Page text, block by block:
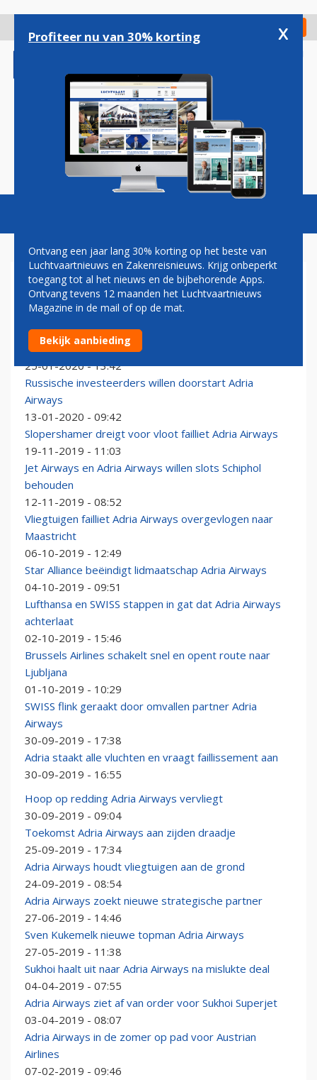
gaan
Check in
Magazine Podcasts Vacatures
ADRIA AIRWAYS
Montenegrijnse bananentycoon koopt failliet Adria
Airways
25-01-2020 - 13:42
Russische investeerders willen doorstart Adria
Airways
13-01-2020 - 09:42
Slopershamer dreigt voor vloot failliet Adria Airways
19-11-2019 - 11:03
Jet Airways en Adria Airways willen slots Schiphol
behouden
12-11-2019 - 08:52
Vliegtuigen failliet Adria Airways overgevlogen naar
Maastricht
06-10-2019 - 12:49
Star Alliance beëindigt lidmaatschap Adria Airways
04-10-2019 - 09:51
Lufthansa en SWISS stappen in gat dat Adria Airways
achterlaat
02-10-2019 - 15:46
Brussels Airlines schakelt snel en opent route naar
Ljubljana
01-10-2019 - 10:29
SWISS flink geraakt door omvallen partner Adria
Airways
30-09-2019 - 17:38
Adria staakt alle vluchten en vraagt faillissement aan
30-09-2019 - 16:55
Hoop op redding Adria Airways vervliegt
30-09-2019 - 09:04
Toekomst Adria Airways aan zijden draadje
25-09-2019 - 17:34
Adria Airways houdt vliegtuigen aan de grond
24-09-2019 - 08:54
Adria Airways zoekt nieuwe strategische partner
27-06-2019 - 14:46
Sven Kukemelk nieuwe topman Adria Airways
27-05-2019 - 11:38
Sukhoi haalt uit naar Adria Airways na mislukte deal
04-04-2019 - 07:55
Adria Airways ziet af van order voor Sukhoi Superjet
03-04-2019 - 08:07
Adria Airways in de zomer op pad voor Austrian
Airlines
07-02-2019 - 09:46
Profiteer nu van 30% korting x
Ontvang een jaar lang 30% korting op het beste van
Luchtvaartnieuws en Zakenreisnieuws. Krijg onbeperkt
toegang tot al het nieuws en de bijbehorende Apps.
Ontvang tevens 12 maanden het Luchtvaartnieuws
Magazine in de mail of op de mat.
Bekijk aanbieding